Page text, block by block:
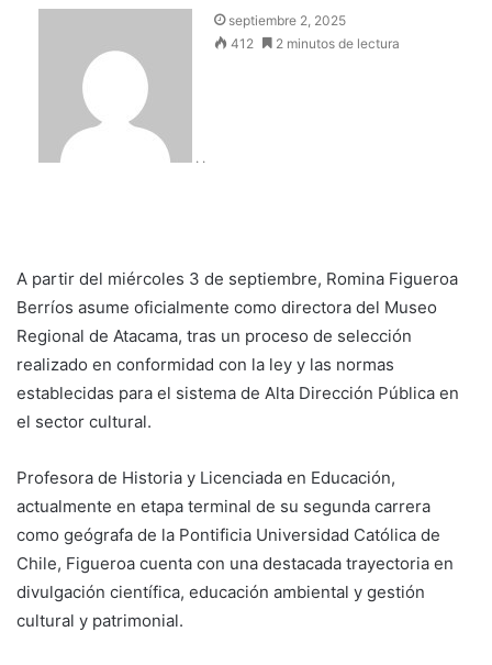
. .
septiembre 2, 2025
412
2 minutos de lectura
A partir del miércoles 3 de septiembre, Romina Figueroa
Berríos asume oficialmente como directora del Museo
Regional de Atacama, tras un proceso de selección
realizado en conformidad con la ley y las normas
establecidas para el sistema de Alta Dirección Pública en
el sector cultural.
Profesora de Historia y Licenciada en Educación,
actualmente en etapa terminal de su segunda carrera
como geógrafa de la Pontificia Universidad Católica de
Chile, Figueroa cuenta con una destacada trayectoria en
divulgación científica, educación ambiental y gestión
cultural y patrimonial.